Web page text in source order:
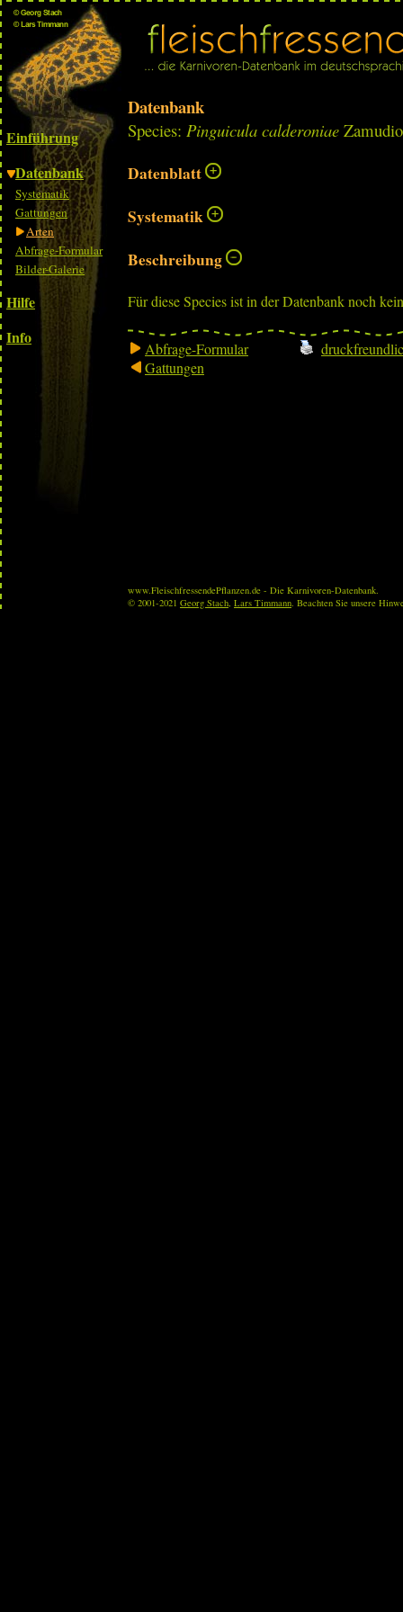
Einführung
Datenbank
Systematik
Gattungen
Arten
Abfrage-Formular
Bilder-Galerie
Hilfe
Info
Datenbank
Species: Pinguicula calderoniae
Datenblatt
Systematik
Beschreibung
Für diese Species ist in der Datenbank noch
Abfrage-Formular
Gattungen
www.FleischfressendePflanzen.de - Die Karnivoren-Datenbank.
© 2001-2021 Georg Stach Lars Timmann . Beachten Sie unsere